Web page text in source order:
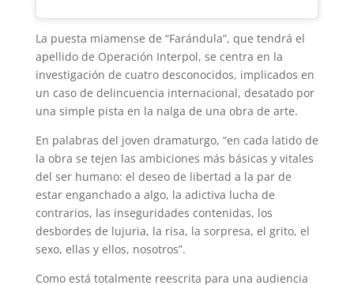
La puesta miamense de “Farándula”, que tendrá el
apellido de Operación Interpol, se centra en la
investigación de cuatro desconocidos, implicados en
un caso de delincuencia internacional, desatado por
una simple pista en la nalga de una obra de arte.
En palabras del joven dramaturgo, “en cada latido de
la obra se tejen las ambiciones más básicas y vitales
del ser humano: el deseo de libertad a la par de
estar enganchado a algo, la adictiva lucha de
contrarios, las inseguridades contenidas, los
desbordes de lujuria, la risa, la sorpresa, el grito, el
sexo, ellas y ellos, nosotros”.
Como está totalmente reescrita para una audiencia